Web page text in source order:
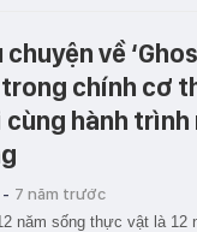
chuyện về
chính cơ
hành
- 7 năm trước
năm sống thực vật là 12